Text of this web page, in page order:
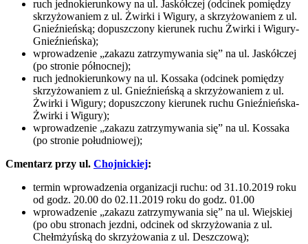
ruch jednokierunkowy na ul. Jaskółczej (odcinek pomiędzy
skrzyżowaniem z ul. Żwirki i Wigury, a skrzyżowaniem z ul.
Gnieźnieńską; dopuszczony kierunek ruchu Żwirki i Wigury-
Gnieźnieńska);
wprowadzenie „zakazu zatrzymywania się” na ul. Jaskółczej
(po stronie północnej);
ruch jednokierunkowy na ul. Kossaka (odcinek pomiędzy
skrzyżowaniem z ul. Gnieźnieńską a skrzyżowaniem z ul.
Żwirki i Wigury; dopuszczony kierunek ruchu Gnieźnieńska-
Żwirki i Wigury);
wprowadzenie „zakazu zatrzymywania się” na ul. Kossaka
(po stronie południowej);
Cmentarz przy ul. Chojnickiej:
termin wprowadzenia organizacji ruchu: od 31.10.2019 roku
od godz. 20.00 do 02.11.2019 roku do godz. 01.00
wprowadzenie „zakazu zatrzymywania się” na ul. Wiejskiej
(po obu stronach jezdni, odcinek od skrzyżowania z ul.
Chełmżyńską do skrzyżowania z ul. Deszczową);